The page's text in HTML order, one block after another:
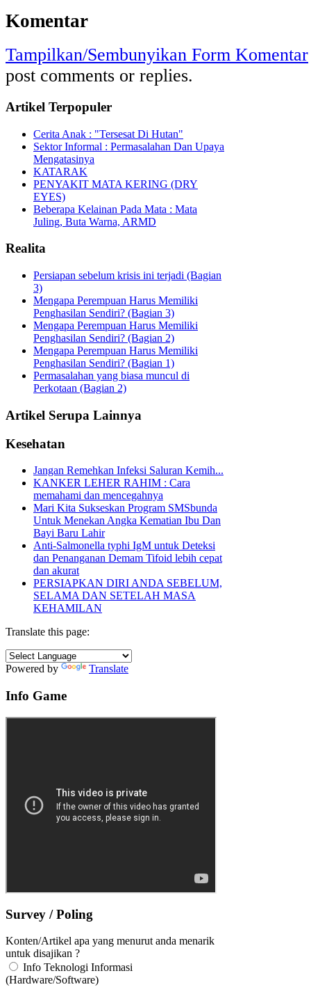
Komentar
Tampilkan/Sembunyikan Form Komentar
post comments or replies.
Artikel Terpopuler
Cerita Anak : "Tersesat Di Hutan"
Sektor Informal : Permasalahan Dan Upaya
Mengatasinya
KATARAK
PENYAKIT MATA KERING (DRY
EYES)
Beberapa Kelainan Pada Mata : Mata
Juling, Buta Warna, ARMD
Realita
Persiapan sebelum krisis ini terjadi (Bagian
3)
Mengapa Perempuan Harus Memiliki
Penghasilan Sendiri? (Bagian 3)
Mengapa Perempuan Harus Memiliki
Penghasilan Sendiri? (Bagian 2)
Mengapa Perempuan Harus Memiliki
Penghasilan Sendiri? (Bagian 1)
Permasalahan yang biasa muncul di
Perkotaan (Bagian 2)
Artikel Serupa Lainnya
Kesehatan
Jangan Remehkan Infeksi Saluran Kemih...
KANKER LEHER RAHIM : Cara
memahami dan mencegahnya
Mari Kita Sukseskan Program SMSbunda
Untuk Menekan Angka Kematian Ibu Dan
Bayi Baru Lahir
Anti-Salmonella typhi IgM untuk Deteksi
dan Penanganan Demam Tifoid lebih cepat
dan akurat
PERSIAPKAN DIRI ANDA SEBELUM,
SELAMA DAN SETELAH MASA
KEHAMILAN
Translate this page:
Powered by Translate
Info Game
Survey / Poling
Konten/Artikel apa yang menurut anda menarik
untuk disajikan ?
Info Teknologi Informasi
(Hardware/Software)